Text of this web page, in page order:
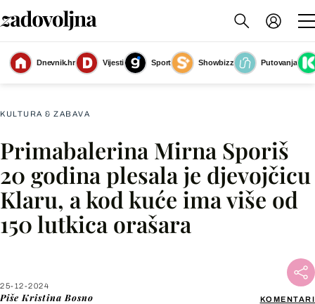
Dnevnik.hr Vijesti Sport Showbizz Putovanja
Primabalerina Mirna Sporiš pokazala nam je svoj prekrasan zagrebački stan
u kojem ima vitrinu s preko 150 lutkica orašara
(Foto: Petra Sokolić)
KULTURA & ZABAVA
Primabalerina Mirna Sporiš
20 godina plesala je djevojčicu
Klaru, a kod kuće ima više od
150 lutkica orašara
25-12-2024
Piše Kristina Bosno KOMENTARI
Facebook
X